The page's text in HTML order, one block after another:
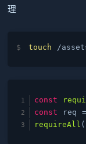
理
touch /
const
const req
requireAll